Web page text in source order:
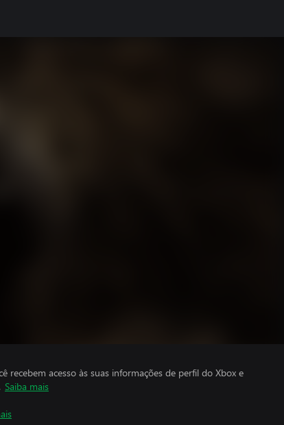
recebem acesso às suas informações de perfil do Xbox e
Saiba mais